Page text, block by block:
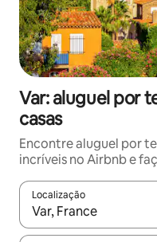
Var: aluguel por
casas
Encontre aluguel por
incríveis no Airbnb e
Localização
Quando os resultados